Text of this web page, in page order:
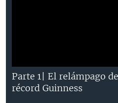
Parte 1| El relámpago
récord Guinness